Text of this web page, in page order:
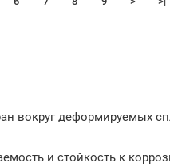
вокруг деформируемых
и стойкость к